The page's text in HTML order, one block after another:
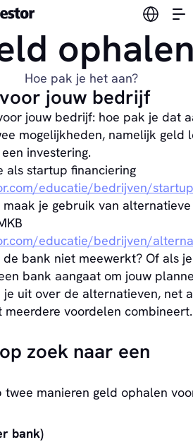
Hoe pak je het aan?
jouw bedrijf
jouw bedrijf: hoe pak je dat
mogelijkheden, namelijk geld
investering.
als startup financiering
educatie/bedrijven/
maak je gebruik van alternatieve
educatie/bedrijven/
de bank niet meewerkt? Of als je
bank aangaat om jouw
je uit over de alternatieven, net
voordelen combineert.
zoek naar een
manieren geld ophalen
bank)